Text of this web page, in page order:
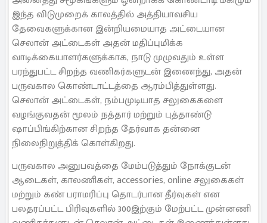
இந்த விடுமுறைக் காலத்தில் அத்தியாவசிய
தேவைகளுக்கான இன்றியமையாத அட்டையான
செலான் அட்டைகள் அதன் மதிப்புமிக்க
வாடிக்கையாளர்களுக்காக, நாடு முழுவதும் உள்ள
பரந்துபட்ட சிறந்த வணிகர்களுடன் இணைந்து, அதன்
பருவகால கொண்டாட்டத்தை ஆரம்பித்துள்ளது.
செலான் அட்டைகள், நம்பமுடியாத சலுகைகளை
வழங்குவதன் மூலம் நத்தார் மற்றும் புத்தாண்டு
ஷாப்பிங்கிற்கான சிறந்த தேர்வாக தன்னை
நிலைநிறுத்திக் கொள்கிறது.
பருவகால அனுபவத்தை மேம்படுத்தும் நோக்குடன்
ஆடைகள், காலணிகள், accessories, online சலுகைகள்
மற்றும் கண் பராமரிப்பு தொடர்பான தீர்வுகள் என
பலதரப்பட்ட பிரிவுகளில் 300இற்கும் மேற்பட்ட முன்னணி